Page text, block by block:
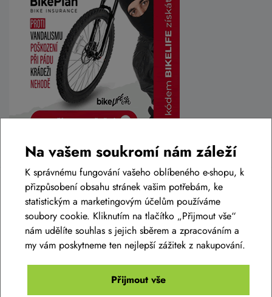
NEJNOVĚJŠÍ ČLÁNKY
Na vašem soukromí nám záleží
K správnému fungování vašeho oblíbeného e-shopu, k
přizpůsobení obsahu stránek vašim potřebám, ke
statistickým a marketingovým účelům používáme
soubory cookie. Kliknutím na tlačítko „Přijmout vše“
nám udělíte souhlas s jejich sběrem a zpracováním a
my vám poskytneme ten nejlepší zážitek z nakupování.
Přijmout vše